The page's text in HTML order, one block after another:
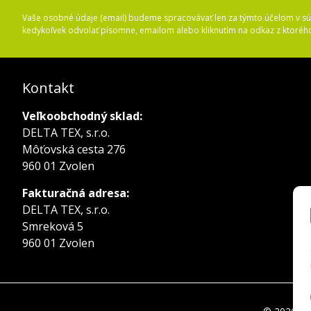
Vaše osobné údaje (email) budeme spracovávať len za týmto účelom v
kedykoľvek odvolať písomne, emailom alebo kliknutím na odkaz z
Kontakt
Veľkoobchodný sklad:
DELTA TEX, s.r.o.
Môťovská cesta 276
960 01 Zvolen
Fakturačná adresa:
DELTA TEX, s.r.o.
Smreková 5
960 01 Zvolen